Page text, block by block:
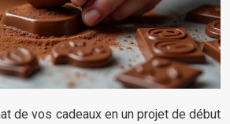
de vos cadeaux en un projet de début